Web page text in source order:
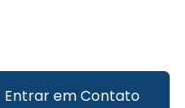
Entrar em Contato